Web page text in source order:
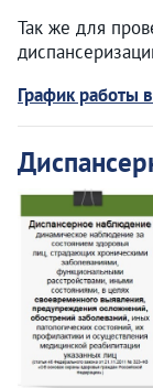
Так же для
График работы